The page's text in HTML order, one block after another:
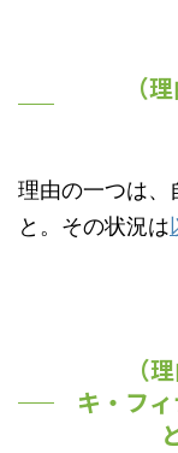
（
理由の一つは、
と。その状況は
（
キ・フ